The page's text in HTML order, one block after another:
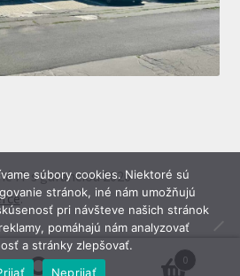
IT s garanciou 2026
.
0
súbory cookies. Niektoré sú
stránok, iné nám umožňujú
pri návšteve našich stránok
pomáhajú nám analyzovať
a stránky zlepšovať.
Neprijať